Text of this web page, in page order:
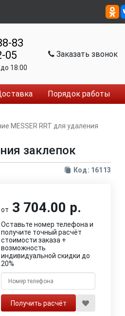
83
05
18:00
Заказать звонок
Порядок работы
MESSER RRT для удаления
заклепок
Код: 16113
от 3 704.00 р.
Оставьте номер телефона и
получите точный расчёт
стоимости заказа +
возможность
индивидуальной скидки до
20%